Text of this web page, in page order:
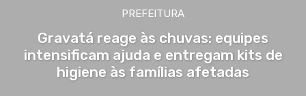
PREFEITURA
Gravatá reage às chuvas: equipes
intensificam ajuda e entregam kits de
higiene às famílias afetadas